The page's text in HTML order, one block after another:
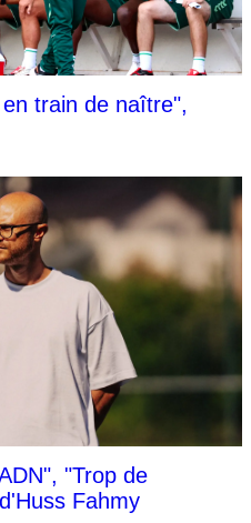
train de naître",
"Trop de
Fahmy